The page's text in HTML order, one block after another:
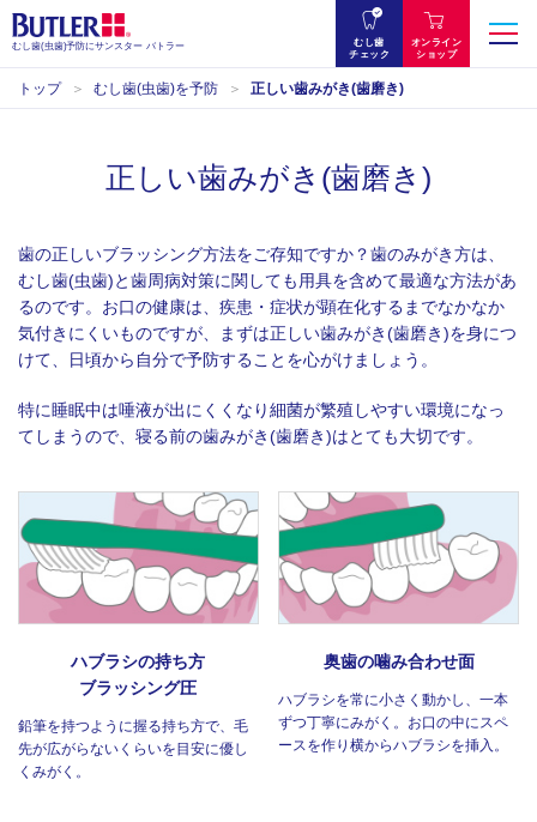
むし歯(虫歯)予防にサンスター バトラー むし歯
チェック
オンライン
ショップ
トップ むし歯(虫歯)を予防 正しい歯みがき(歯磨き)
正しい歯みがき(歯磨き)
歯の正しいブラッシング方法をご存知ですか？歯のみがき方は、
むし歯(虫歯)と歯周病対策に関しても用具を含めて最適な方法があ
るのです。お口の健康は、疾患・症状が顕在化するまでなかなか
気付きにくいものですが、まずは正しい歯みがき(歯磨き)を身につ
けて、日頃から自分で予防することを心がけましょう。
特に睡眠中は唾液が出にくくなり細菌が繁殖しやすい環境になっ
てしまうので、寝る前の歯みがき(歯磨き)はとても大切です。
ハブラシの持ち方
ブラッシング圧
鉛筆を持つように握る持ち方で、毛
先が広がらないくらいを目安に優し
くみがく。
奥歯の噛み合わせ面
ハブラシを常に小さく動かし、一本
ずつ丁寧にみがく。お口の中にスペ
ースを作り横からハブラシを挿入。